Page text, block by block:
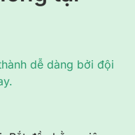
dễ dàng bởi đội